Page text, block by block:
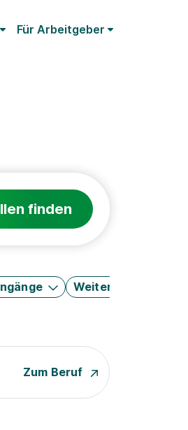
Für Arbeitgeber
finden
Weitere Filter
Zum Beruf